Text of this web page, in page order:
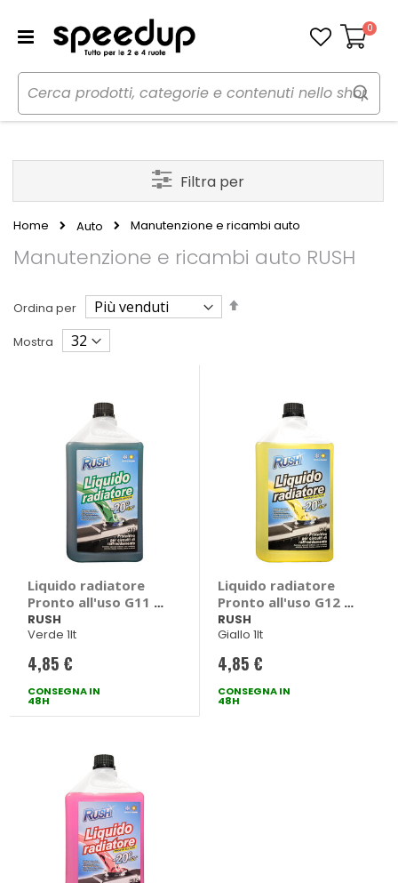
Carrello
0
Home Auto Manutenzione e ricambi auto
Manutenzione e ricambi auto RUSH
Ordina per
Imposta
Mostra
Liquido radiatore
Pronto all'uso G11 -
RUSH
RUSH
Verde 1lt
4,85 €
CONSEGNA IN
48H
Liquido radiatore
Pronto all'uso G12 -
RUSH
RUSH
Giallo 1lt
4,85 €
CONSEGNA IN
48H
Filtra per